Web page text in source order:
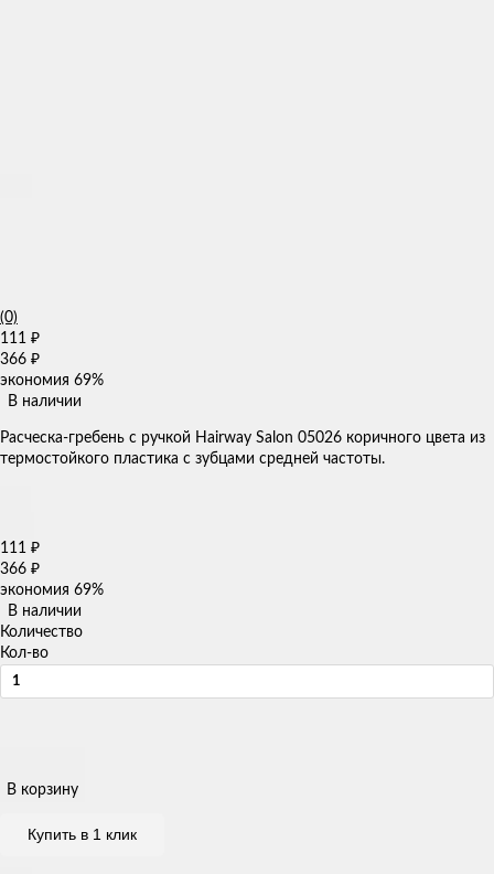
(0)
111 ₽
366 ₽
экономия 69%
В наличии
Расческа-гребень с ручкой Hairway Salon 05026 коричного цвета из
термостойкого пластика с зубцами средней частоты.
111 ₽
366 ₽
экономия 69%
В наличии
Количество
Кол-во
В корзину
Купить в 1 клик